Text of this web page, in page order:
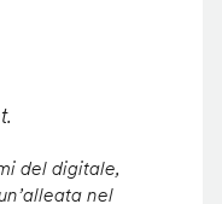
del digitale,
nel